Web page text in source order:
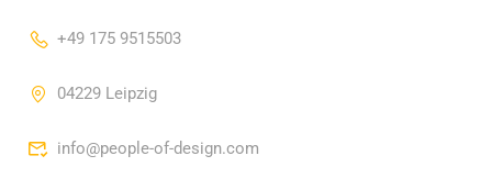
+49 175 9515503
04229 Leipzig
info@people-of-design.com